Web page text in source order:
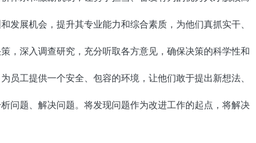
发展机会，提升其专业能力和综合素质，为他们真抓实干、
，深入调查研究，充分听取各方意见，确保决策的科学性和
员工提供一个安全、包容的环境，让他们敢于提出新想法、
问题、解决问题。将发现问题作为改进工作的起点，将解决